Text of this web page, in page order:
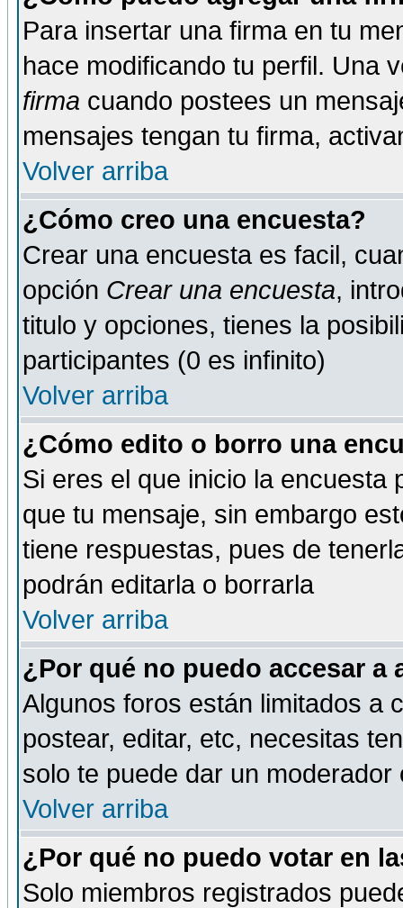
Para insertar una firma en tu
hace modificando tu perfil. Una
firma cuando postees un
mensajes tengan tu firma,
Volver arriba
¿Cómo creo una encuesta?
Crear una encuesta es facil,
opción Crear una encuesta,
titulo y opciones, tienes la
participantes (0 es infinito)
Volver arriba
¿Cómo edito o borro una
Si eres el que inicio la encuesta
que tu mensaje, sin embargo
tiene respuestas, pues de
podrán editarla o borrarla
Volver arriba
¿Por qué no puedo accesar a
Algunos foros están limitados a
postear, editar, etc, necesitas
solo te puede dar un
Volver arriba
¿Por qué no puedo votar en
Solo miembros registrados